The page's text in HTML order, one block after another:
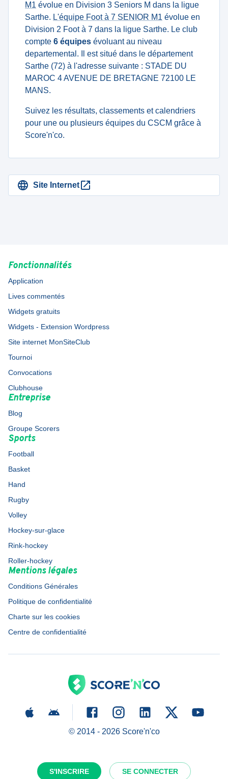
S'INSCRIRE SE CONNECTER
M1 évolue en Division 3 Seniors M dans la ligue
Sarthe. L'équipe Foot à 7 SENIOR M1 évolue en
Division 2 Foot à 7 dans la ligue Sarthe. Le club
compte 6 équipes évoluant au niveau
departemental. Il est situé dans le département
Sarthe (72) à l'adresse suivante : STADE DU
MAROC 4 AVENUE DE BRETAGNE 72100 LE
MANS.
Suivez les résultats, classements et calendriers
pour une ou plusieurs équipes du CSCM grâce à
Score'n'co.
Site Internet
Fonctionnalités
Application
Lives commentés
Widgets gratuits
Widgets - Extension Wordpress
Site internet MonSiteClub
Tournoi
Convocations
Clubhouse
Entreprise
Blog
Groupe Scorers
Sports
Football
Basket
Hand
Rugby
Volley
Hockey-sur-glace
Rink-hockey
Roller-hockey
Mentions légales
Conditions Générales
Politique de confidentialité
Charte sur les cookies
Centre de confidentialité
© 2014 - 2026Score'n'co